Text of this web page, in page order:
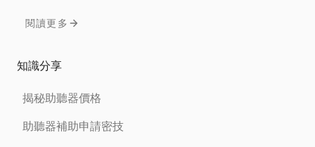
閱讀更多
知識分享
揭秘助聽器價格
助聽器補助申請密技